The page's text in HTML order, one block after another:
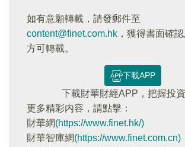
如有意願轉載，請發郵件至
content@finet.com.hk ，獲得書面確
方可轉載。
下載APP
下載財華財經APP，把握投
更多精彩内容，請點擊：
財華網(https://www.finet.hk/)
財華智庫網(https://www.finet.com.cn)